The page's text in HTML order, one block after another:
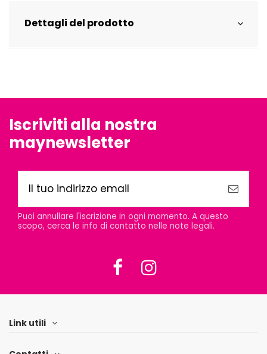
Dettagli del prodotto
Iscriviti alla nostra
maynewsletter
Puoi annullare l'iscrizione in ogni momento. A questo
scopo, cerca le info di contatto nelle note legali.
Link utili